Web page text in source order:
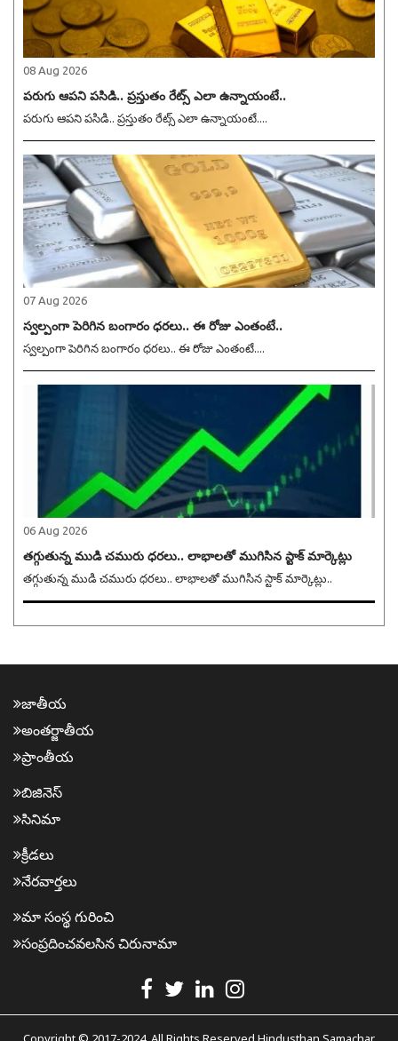
08 Aug 2026
పరుగు ఆపని పసిడి.. ప్రస్తుతం రేట్స్ ఎలా ఉన్నాయంటే..
పరుగు ఆపని పసిడి.. ప్రస్తుతం రేట్స్ ఎలా ఉన్నాయంటే....
07 Aug 2026
స్వల్పంగా పెరిగిన బంగారం ధరలు.. ఈ రోజు ఎంతంటే..
స్వల్పంగా పెరిగిన బంగారం ధరలు.. ఈ రోజు ఎంతంటే....
06 Aug 2026
తగ్గుతున్న ముడి చమురు ధరలు.. లాభాలతో ముగిసిన స్టాక్ మార్కెట్లు
తగ్గుతున్న ముడి చమురు ధరలు.. లాభాలతో ముగిసిన స్టాక్ మార్కెట్లు..
జాతీయ
అంత‌ర్జాతీయ
ప్రాంతీయ‌
బిజినెస్
సినిమా
క్రీడ‌లు
నేర‌వార్త‌లు
మా సంస్థ గురించి
సంప్ర‌దించవ‌ల‌సిన‌ చిరునామా